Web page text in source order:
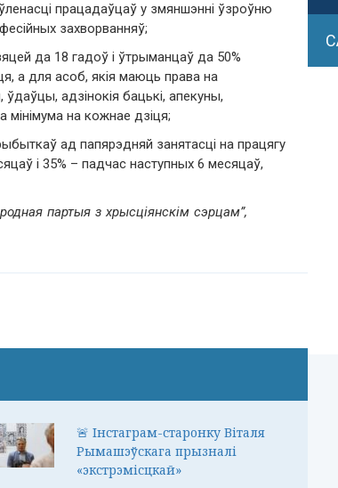
працадаўцаў у змяншэнні ўзроўню
захворванняў;
да 18 гадоў і ўтрыманцаў да 50%
а для асоб, якія маюць права на
адзінокія бацькі, апекуны,
на кожнае дзіця;
ад папярэдняй занятасці на працягу
і 35% – падчас наступных 6 месяцаў,
партыя з хрысціянскім сэрцам”,
🚨 Інстаграм-старонку Віталя
Рымашэўскага прызналі
«экстрэмісцкай»